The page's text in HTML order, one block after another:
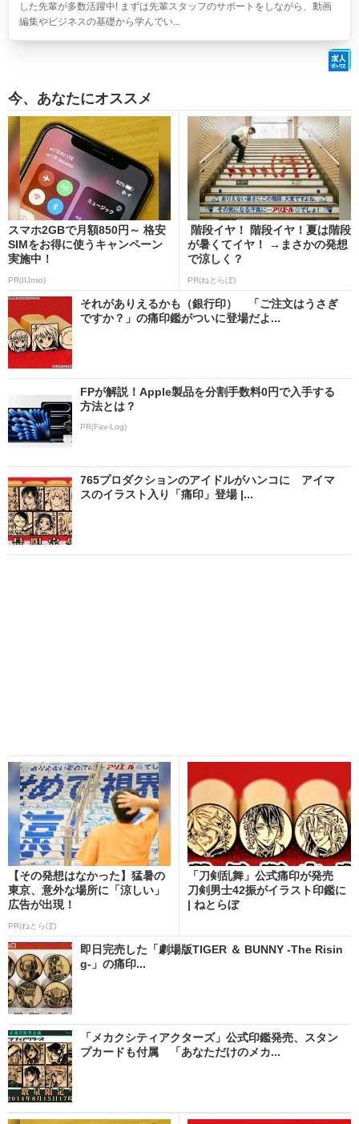
した先輩が多数活躍中! まずは先輩スタッフのサポートをしながら、動画
編集やビジネスの基礎から学んでい...
今、あなたにオススメ
スマホ2GBで月額850円～ 格安
SIMをお得に使うキャンペーン
実施中！
PR(IIJmio)
階段イヤ！ 階段イヤ！夏は階段
が暑くてイヤ！ →まさかの発想
で涼しく？
PR(ねとらぼ)
それがありえるかも（銀行印） 「ご注文はうさぎ
ですか？」の痛印鑑がついに登場だよ...
FPが解説！Apple製品を分割手数料0円で入手する
方法とは？
PR(Fav-Log)
765プロダクションのアイドルがハンコに アイマ
スのイラスト入り「痛印」登場 |...
【その発想はなかった】猛暑の
東京、意外な場所に「涼しい」
広告が出現！
PR(ねとらぼ)
「刀剣乱舞」公式痛印が発売
刀剣男士42振がイラスト印鑑に
| ねとらぼ
即日完売した「劇場版TIGER ＆ BUNNY -The Risin
g-」の痛印...
「メカクシティアクターズ」公式印鑑発売、スタン
プカードも付属 「あなただけのメカ...